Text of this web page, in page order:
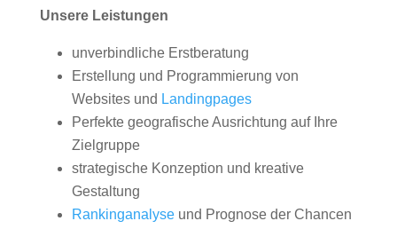
Unsere Leistungen
unverbindliche Erstberatung
Erstellung und Programmierung von
Websites und Landingpages
Perfekte geografische Ausrichtung auf Ihre
Zielgruppe
strategische Konzeption und kreative
Gestaltung
Rankinganalyseund Prognose der Chancen